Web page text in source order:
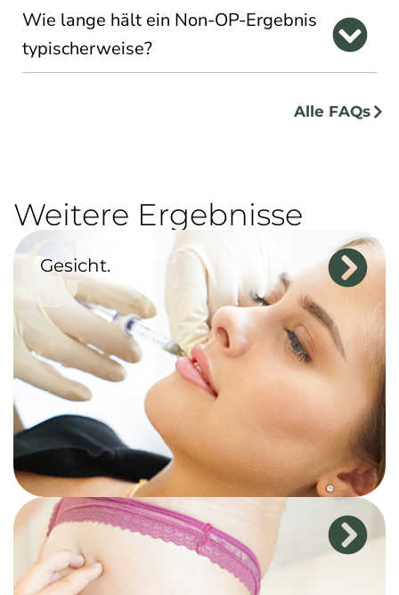
Wie lange hält ein Non-OP-Ergebnis
typischerweise?
Alle FAQs
Weitere Ergebnisse
G
Gesicht.